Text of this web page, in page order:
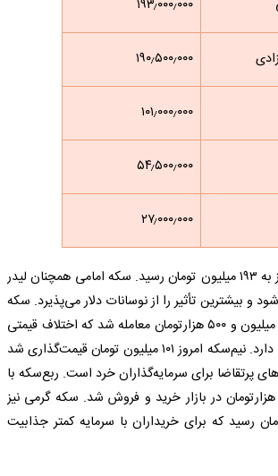
۱۹۳٫۰۰۰٫۰۰۰
۱۹۰٫۵۰۰٫۰۰۰
۱۰۱٫۰۰۰٫۰۰۰
۵۴٫۵۰۰٫۰۰۰
۲۷٫۰۰۰٫۰۰۰
قیمت سکه امامی امروز به ۱۹۳ میلیون تومان رسید. سکه امامی همچنان لیدر
و بیشترین تأثیر را از نوسانات دلار می‌پذیرد. سکه
بهار آزادی با قیمت ۱۹۰ میلیون و ۵۰۰ هزارتومان معامله شد که اختلاف قیمتی
محدودی با سکه امامی دارد. نیم‌سکه امروز ۱۰۱ میلیون تومان قیمت‌گذاری شد
پرتقاضا برای سرمایه‌گذاران خرد است. ربع‌سکه با
نرخ ۵۴ میلیون و ۵۰۰ هزارتومان در بازار خرید و فروش شد. سکه گرمی نیز
تومان رسید که برای خریداران با سرمایه کمتر جذابیت